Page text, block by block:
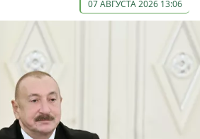
07 АВГУСТА 2026 13:06